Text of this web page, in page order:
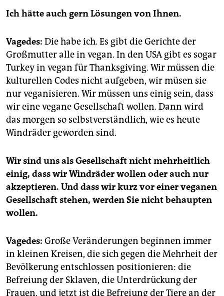
Ich hätte auch gern Lösungen von Ihnen.
Vagedes: Die habe ich. Es gibt die Gerichte der
Großmutter alle in vegan. In den USA gibt es sogar
Turkey in vegan für Thanksgiving. Wir müssen die
kulturellen Codes nicht aufgeben, wir müsen sie
nur veganisieren. Wir müssen uns einig sein, dass
wir eine vegane Gesellschaft wollen. Dann wird
das morgen so selbstverständlich, wie es heute
Windräder geworden sind.
Wir sind uns als Gesellschaft nicht mehrheitlich
einig, dass wir Windräder wollen oder auch nur
akzeptieren. Und dass wir kurz vor einer veganen
Gesellschaft stehen, werden Sie nicht behaupten
wollen.
Vagedes: Große Veränderungen beginnen immer
in kleinen Kreisen, die sich gegen die Mehrheit der
Bevölkerung entschlossen positionieren: die
Befreiung der Sklaven, die Unterdrückung der
Frauen, und jetzt ist die Befreiung der Tiere an der